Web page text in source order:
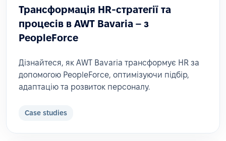
Трансформація HR-стратегії та
процесів в AWT Bavaria – з
PeopleForce
Дізнайтеся, як AWT Bavaria трансформує HR за
допомогою PeopleForce, оптимізуючи підбір,
адаптацію та розвиток персоналу.
Case studies